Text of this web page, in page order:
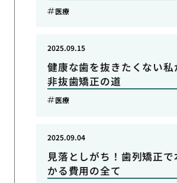
医療
健康な歯を抜きたくない私
非抜歯矯正の道
2025.09.15
医療
見落としがち！歯列矯正
かる費用の全て
2025.09.04